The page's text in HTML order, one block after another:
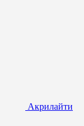
Акрилайти